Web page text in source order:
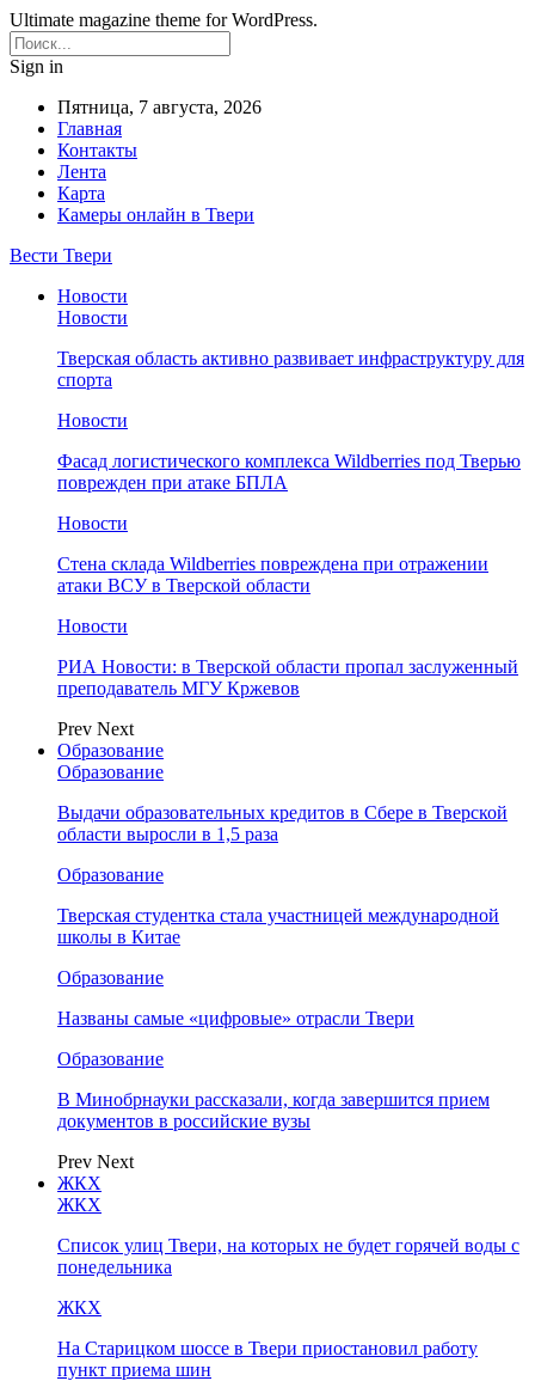
Ultimate magazine theme for WordPress.
Sign in
Пятница, 7 августа, 2026
Главная
Контакты
Лента
Карта
Камеры онлайн в Твери
Вести Твери
Новости
Новости
Тверская область активно развивает инфраструктуру для
спорта
Новости
Фасад логистического комплекса Wildberries под Тверью
поврежден при атаке БПЛА
Новости
Стена склада Wildberries повреждена при отражении
атаки ВСУ в Тверской области
Новости
РИА Новости: в Тверской области пропал заслуженный
преподаватель МГУ Кржевов
Prev Next
Образование
Образование
Выдачи образовательных кредитов в Сбере в Тверской
области выросли в 1,5 раза
Образование
Тверская студентка стала участницей международной
школы в Китае
Образование
Названы самые «цифровые» отрасли Твери
Образование
В Минобрнауки рассказали, когда завершится прием
документов в российские вузы
Prev Next
ЖКХ
ЖКХ
Список улиц Твери, на которых не будет горячей воды с
понедельника
ЖКХ
На Старицком шоссе в Твери приостановил работу
пункт приема шин